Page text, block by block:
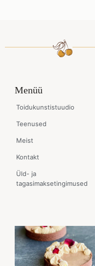
Menüü
Toidukunstistuudio
Teenused
Meist
Kontakt
Üld- ja
tagasimaksetingimused